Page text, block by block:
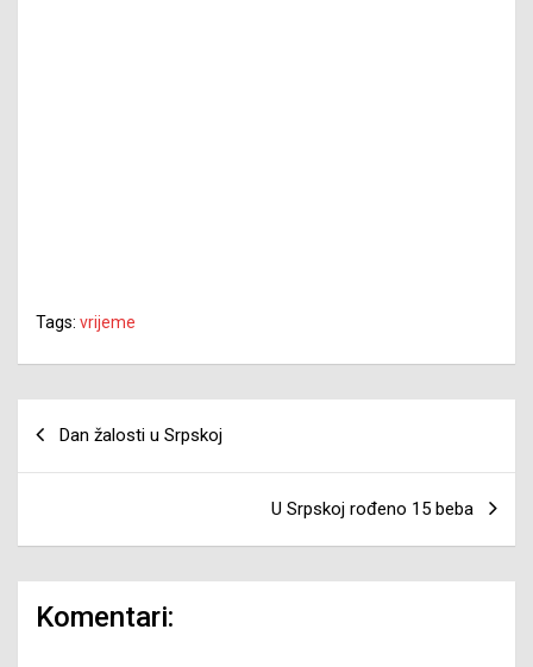
Tags: vrijeme
Dan žalosti u Srpskoj
U Srpskoj rođeno 15 beba
Komentari: